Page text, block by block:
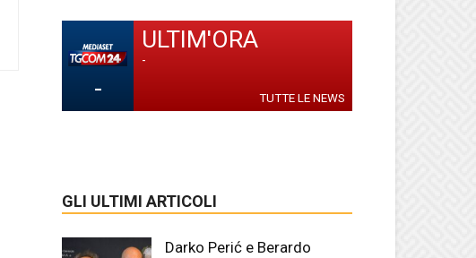
-
ULTIM'ORA
-
TUTTE LE NEWS
GLI ULTIMI ARTICOLI
Darko Perić e Berardo